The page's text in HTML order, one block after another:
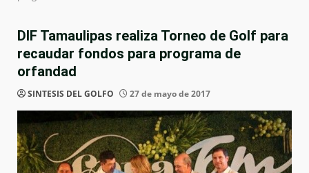
DIF Tamaulipas realiza Torneo de Golf para
recaudar fondos para programa de
orfandad
SINTESIS DEL GOLFO 27 de mayo de 2017